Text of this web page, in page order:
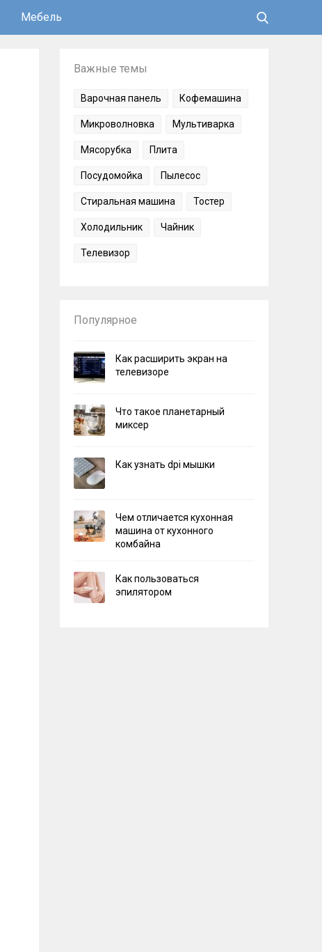
Мебель
Важные темы
Варочная панель Кофемашина
Микроволновка Мультиварка
Мясорубка Плита
Посудомойка Пылесос
Стиральная машина Тостер
Холодильник Чайник
Телевизор
Популярное
Как расширить экран на
телевизоре
Что такое планетарный
миксер
Как узнать dpi мышки
Чем отличается кухонная
машина от кухонного
комбайна
Как пользоваться
эпилятором